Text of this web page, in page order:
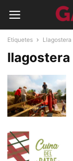
Etiquetes Llagostera
llagostera